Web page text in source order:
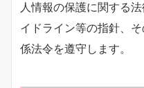
人情報の保護に関する
イドライン等の指針、
係法令を遵守します。